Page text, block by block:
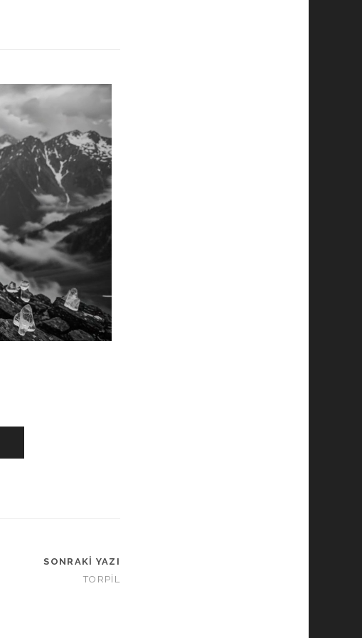
SONRAKI YAZI
TORPİL